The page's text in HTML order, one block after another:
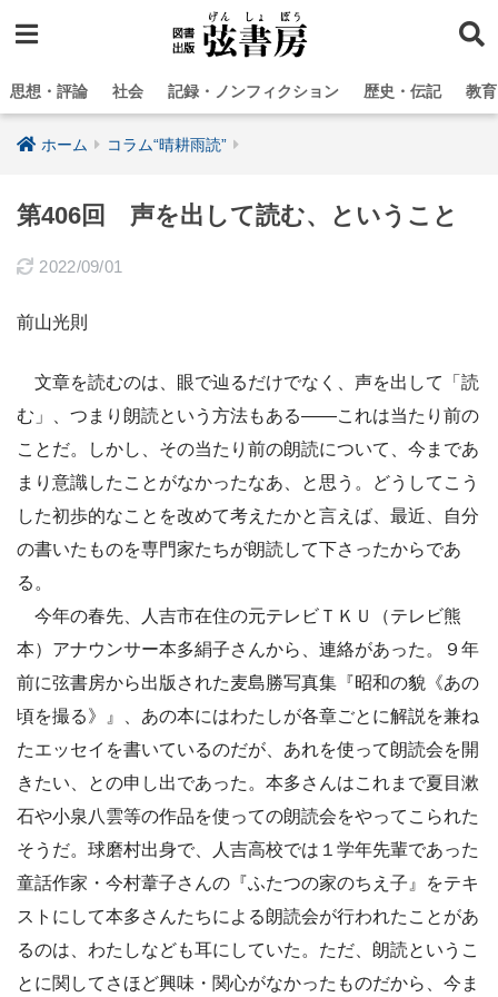
思想・評論 社会 記録・ノンフィクション 歴史・伝記 教
ホーム コラム“晴耕雨読”
第406回 声を出して読む、ということ
2022/09/01
前山光則
文章を読むのは、眼で辿るだけでなく、声を出して「読
む」、つまり朗読という方法もある――これは当たり前の
ことだ。しかし、その当たり前の朗読について、今まであ
まり意識したことがなかったなあ、と思う。どうしてこう
した初歩的なことを改めて考えたかと言えば、最近、自分
の書いたものを専門家たちが朗読して下さったからであ
る。
今年の春先、人吉市在住の元テレビＴＫＵ（テレビ熊
本）アナウンサー本多絹子さんから、連絡があった。９年
前に弦書房から出版された麦島勝写真集『昭和の貌《あの
頃を撮る》』、あの本にはわたしが各章ごとに解説を兼ね
たエッセイを書いているのだが、あれを使って朗読会を開
きたい、との申し出であった。本多さんはこれまで夏目漱
石や小泉八雲等の作品を使っての朗読会をやってこられた
そうだ。球磨村出身で、人吉高校では１学年先輩であった
童話作家・今村葦子さんの『ふたつの家のちえ子』をテキ
ストにして本多さんたちによる朗読会が行われたことがあ
るのは、わたしなども耳にしていた。ただ、朗読というこ
とに関してさほど興味・関心がなかったものだから、今ま